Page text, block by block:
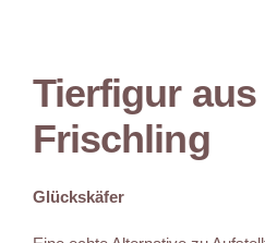
Tierfigur aus
Frischling
Glückskäfer